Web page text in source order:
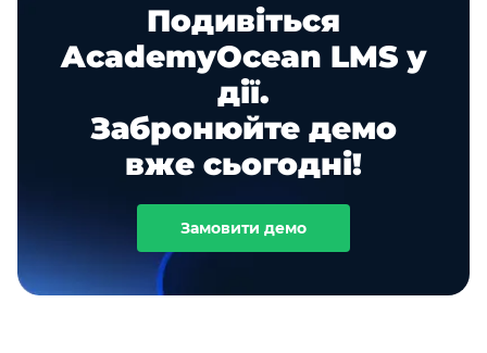
Подивіться
AcademyOcean LMS у
дії.
Забронюйте демо
вже сьогодні!
Замовити демо